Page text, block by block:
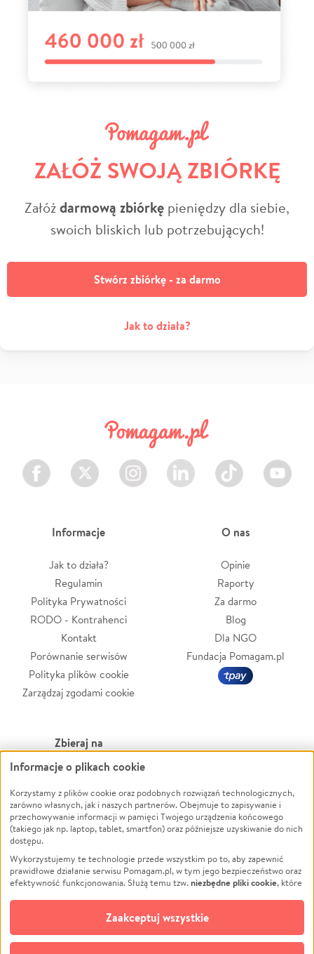
ZAŁÓŻ SWOJĄ ZBIÓRKĘ
Załóżdarmową zbiórkę pieniędzy dla siebie,
swoich bliskich lub potrzebujących!
Stwórz zbiórkę - za darmo
Jak to działa?
Facebook Twitter Instagram LinkedIn TikTok Youtube
Informacje
Jak to działa?
Regulamin
Polityka Prywatności
RODO - Kontrahenci
Kontakt
Porównanie serwisów
Polityka plików cookie
Zarządzaj zgodami cookie
O nas
Opinie
Raporty
Za darmo
Blog
Dla NGO
Fundacja Pomagam.pl
Zbieraj na
Leczenie
Zwierzęta
Pożar
Ukraina
Pomoc Finansowa
Projekty
Pogrzeb
Społeczność lokalna
Kultura
Powódź
Wichura
NGO
Edukacja
Podróż
Impreza
Ochrona środowiska
Biznes
Informacje o plikach cookie
Korzystamy z plików cookie oraz podobnych rozwiązań technologicznych,
zarówno własnych, jak i naszych partnerów. Obejmuje to zapisywanie i
przechowywanie informacji w pamięci Twojego urządzenia końcowego
(takiego jak np. laptop, tablet, smartfon) oraz późniejsze uzyskiwanie do nich
dostępu.
Wykorzystujemy te technologie przede wszystkim po to, aby zapewnić
prawidłowe działanie serwisu Pomagam.pl, w tym jego bezpieczeństwo oraz
efektywność funkcjonowania. Służą temu tzw.niezbędne pliki cookie, które
opcjonalnych plików cookie
technologii do celów analitycznych i retargetingowych. Możesz wyrazić
zgodę na ich stosowanie lub jej odmówić. W dowolnym momencie masz
możliwość zmiany swoich preferencji na stronie „Zarządzaj zgodami cookie”,
Zaakceptuj wszystkie